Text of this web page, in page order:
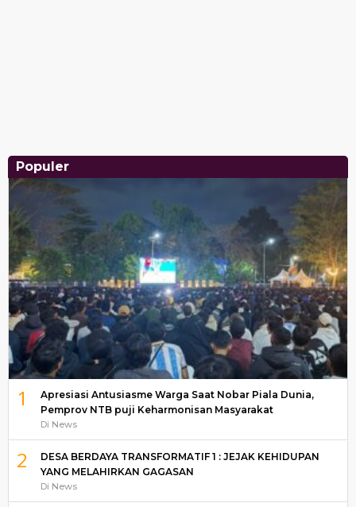
Populer
1
Apresiasi Antusiasme Warga Saat Nobar Piala Dunia,
Pemprov NTB puji Keharmonisan Masyarakat
Di News
2
DESA BERDAYA TRANSFORMATIF 1 : JEJAK KEHIDUPAN
YANG MELAHIRKAN GAGASAN
Di News